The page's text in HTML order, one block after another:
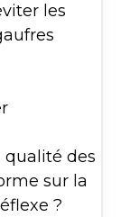
les
qualité des
sur la
?